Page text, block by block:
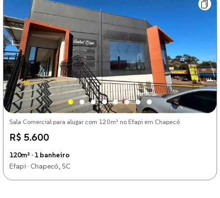
Sala Comercial para alugar com 120m² no Efapi em Chapecó
R$ 5.600
120m² · 1 banheiro
Efapi · Chapecó, SC